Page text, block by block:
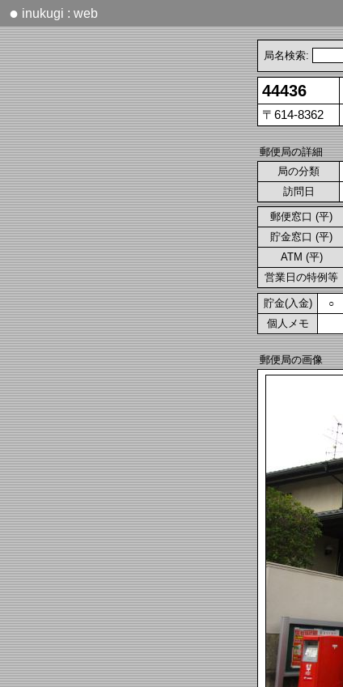
● inukugi : web
局名検索:
44436
〒614-8362
郵便局の詳細
局の分類
訪問日
郵便窓口 (平)
貯金窓口 (平)
ATM (平)
営業日の特例等
貯金(入金) ○
個人メモ
郵便局の画像